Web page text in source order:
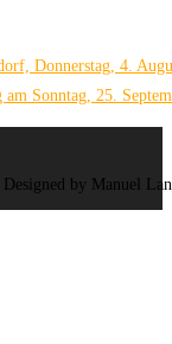
Donnerstag, 4.
Sonntag, 25.
by Manuel